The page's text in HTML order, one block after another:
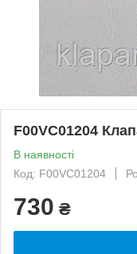
F00VC01204
В наявності
Код: F00VC01204
730 ₴